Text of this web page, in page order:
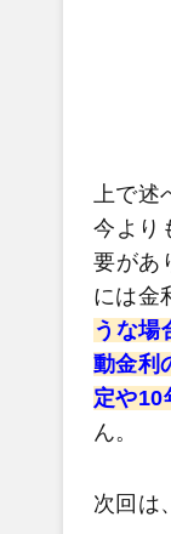
上で
今より
要があ
には金
うな場
動金利
定や10
ん。
次回は